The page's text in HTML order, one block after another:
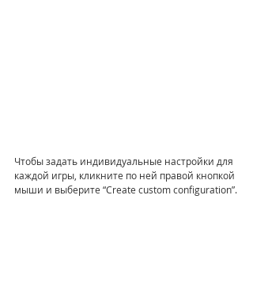
Чтобы задать индивидуальные настройки для
каждой игры, кликните по ней правой кнопкой
мыши и выберите “Create custom configuration”.